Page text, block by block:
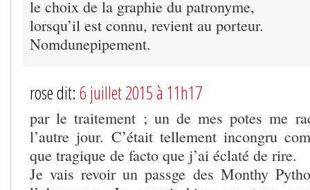
le choix de la graphie du patronyme,
lorsqu’il est connu, revient au porteur.
Nomdunepipement.
rose dit: 6 juillet 2015 à 11h17
par le traitement ; un de mes potes me
l’autre jour. C’était tellement incongru
que tragique de facto que j’ai éclaté de rire.
Je vais revoir un passge des Monthy